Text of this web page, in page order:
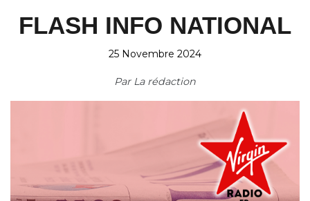
FLASH INFO NATIONAL
25 Novembre 2024
Par La rédaction